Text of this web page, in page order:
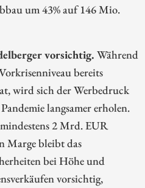
um 43% auf 146 Mio.
vorsichtig. Während
bereits
wird sich der Werbedruck
langsamer erholen.
2 Mrd. EUR
Marge bleibt das
bei Höhe und
vorsichtig,